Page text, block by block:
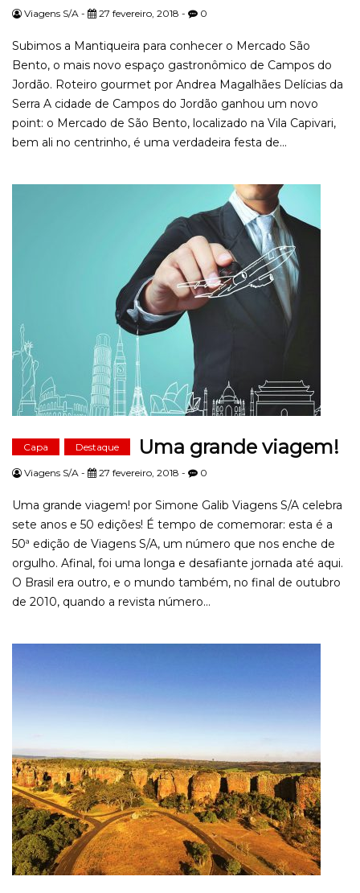
Viagens S/A - 27 fevereiro, 2018 - 0
Subimos a Mantiqueira para conhecer o Mercado São
Bento, o mais novo espaço gastronômico de Campos do
Jordão. Roteiro gourmet por Andrea Magalhães Delícias da
Serra A cidade de Campos do Jordão ganhou um novo
point: o Mercado de São Bento, localizado na Vila Capivari,
bem ali no centrinho, é uma verdadeira festa de...
Capa Destaque Uma grande viagem!
Viagens S/A - 27 fevereiro, 2018 - 0
Uma grande viagem! por Simone Galib Viagens S/A celebra
sete anos e 50 edições! É tempo de comemorar: esta é a
50ª edição de Viagens S/A, um número que nos enche de
orgulho. Afinal, foi uma longa e desafiante jornada até aqui.
O Brasil era outro, e o mundo também, no final de outubro
de 2010, quando a revista número...